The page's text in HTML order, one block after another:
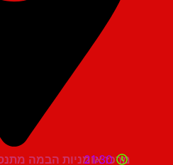
מרכז אומניות הבמה מתנס
21:30